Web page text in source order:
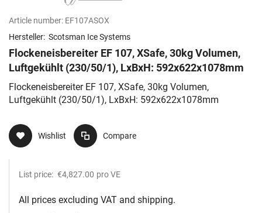
Article number: EF107ASOX
Hersteller: Scotsman Ice Systems
Flockeneisbereiter EF 107, XSafe, 30kg Volumen,
Luftgekühlt (230/50/1), LxBxH: 592x622x1078mm
Flockeneisbereiter EF 107, XSafe, 30kg Volumen,
Luftgekühlt (230/50/1), LxBxH: 592x622x1078mm
Wishlist Compare
List price: €4,827.00 pro VE
All prices excluding VAT and shipping.